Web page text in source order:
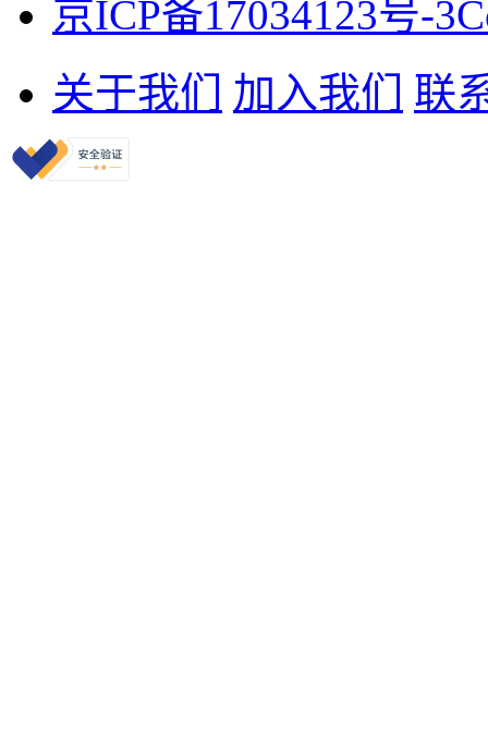
京ICP备17034123号-3
关于我们
加入我们 联